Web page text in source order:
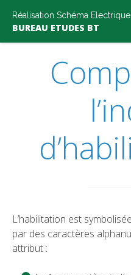
Réalisation Schéma Electrique
BUREAU ETUDES BT
L’habilitation est
par des caractères
attribut :